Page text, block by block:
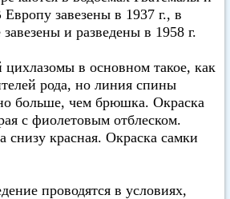
завезены в 1937 г., в
и разведены в 1958 г.
цихлазомы в основном такое, как
рода, но линия спины
больше, чем брюшка. Окраска
с фиолетовым отблеском.
снизу красная. Окраска самки
проводятся в условиях,